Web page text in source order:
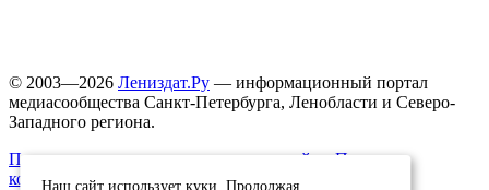
© 2003—2026 Лениздат.Ру — информационный портал
медиасообщества Санкт-Петербурга, Ленобласти и Северо-
Западного региона.
Правила использования содержания сайта.
Политика
конфиденциальности.
Наш сайт использует куки. Продолжая